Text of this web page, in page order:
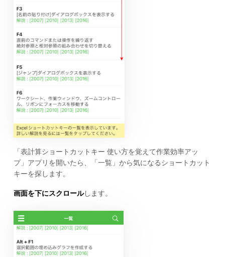
「表計算ショートカットキー 使い方を覚えて作業効率アッ
プ」アプリを開いたら、「一覧」から気になるショートカット
キーを探します。
画面を下にスクロールします。